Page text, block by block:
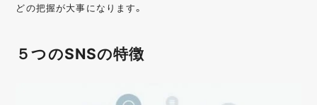
どの把握が大事になります。
５つのSNSの特徴